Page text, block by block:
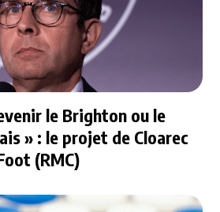
le Brighton ou le
» : le projet de Cloarec
(RMC)